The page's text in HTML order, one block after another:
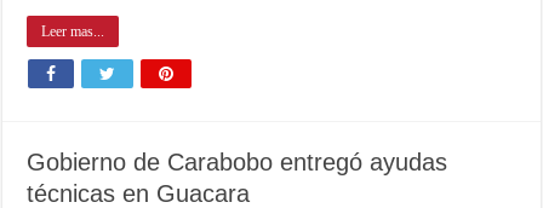
Leer mas...
Gobierno de Carabobo entregó ayudas
técnicas en Guacara